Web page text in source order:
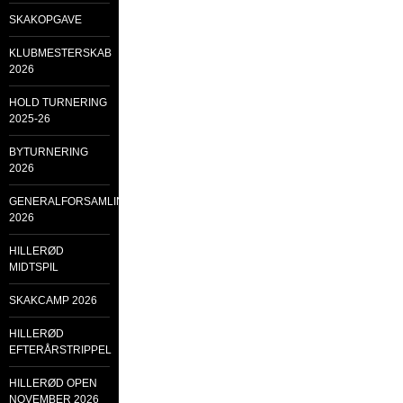
SKAKOPGAVE
KLUBMESTERSKAB
2026
HOLD TURNERING
2025-26
BYTURNERING
2026
GENERALFORSAMLING
2026
HILLERØD
MIDTSPIL
SKAKCAMP 2026
HILLERØD
EFTERÅRSTRIPPEL
HILLERØD OPEN
NOVEMBER 2026